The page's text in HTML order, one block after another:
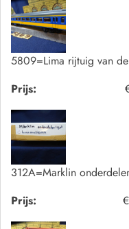
5809=Lima rijtuig van
Prijs:
312A=Marklin
Prijs: